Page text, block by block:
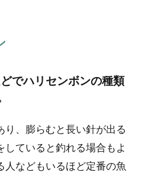
ドカリの飼い方と長生き
３つのコツと水槽レイア
って歩く姿が可愛らしいオカヤ
カヤドカリの飼い方の...
でハリセンボンの種類
、膨らむと長い針が出る
ていると釣れる場合もよ
人などもいるほど定番の魚